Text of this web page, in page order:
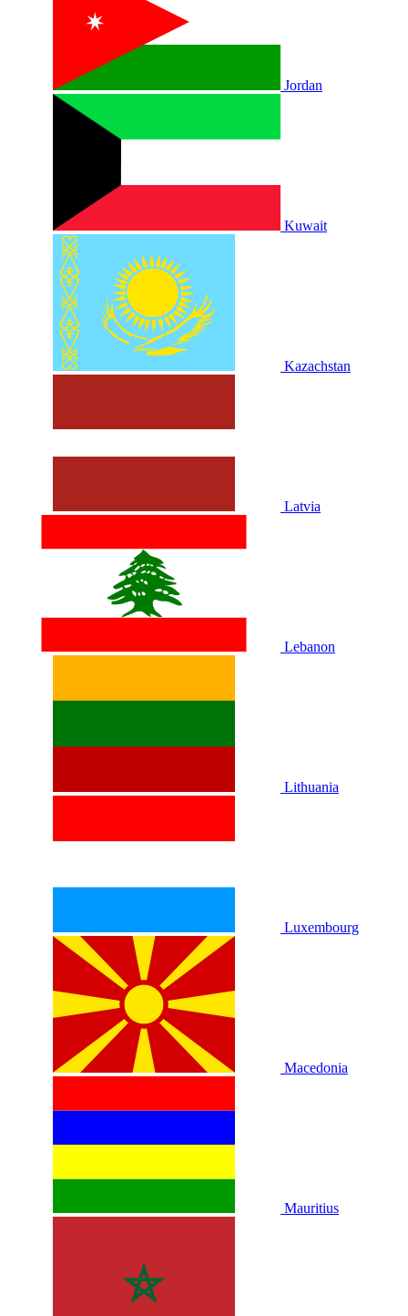
Jordan
Kuwait
Kazachstan
Latvia
Lebanon
Lithuania
Luxembourg
Macedonia
Mauritius